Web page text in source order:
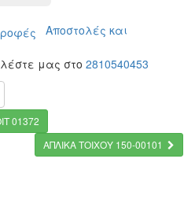
Αποστολές και
μας στο 2810540453
01372
ΑΠΛΙΚΑ ΤΟΙΧΟΥ 150-00101